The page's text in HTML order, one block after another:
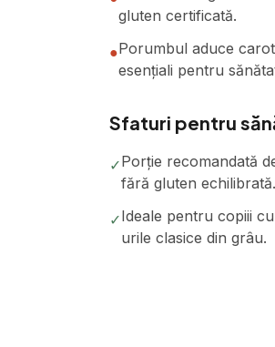
gluten certificată.
●Porumbul aduce
esențiali pentru
Sfaturi pentru
✓Porție recomandată
fără gluten echilibrată.
✓Ideale pentru copiii
urile clasice din grâu.